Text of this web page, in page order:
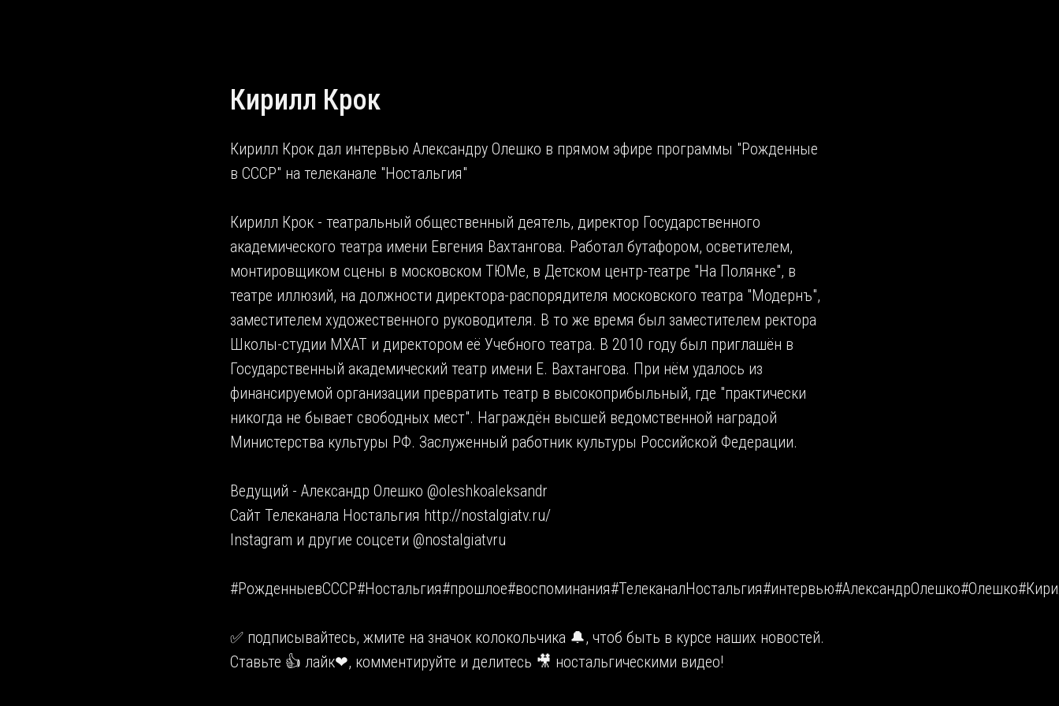
Кирилл Крок
Кирилл Крок дал интервью Александру Олешко в прямом эфире программы "Рожденные
в СССР" на телеканале "Ностальгия"
Кирилл Крок - театральный общественный деятель, директор Государственного
академического театра имени Евгения Вахтангова. Работал бутафором, осветителем,
монтировщиком сцены в московском ТЮМе, в Детском центр-театре "На Полянке", в
театре иллюзий, на должности директора-распорядителя московского театра "Модернъ",
заместителем художественного руководителя. В то же время был заместителем ректора
Школы-студии МХАТ и директором её Учебного театра. В 2010 году был приглашён в
Государственный академический театр имени Е. Вахтангова. При нём удалось из
финансируемой организации превратить театр в высокоприбыльный, где "практически
никогда не бывает свободных мест". Награждён высшей ведомственной наградой
Министерства культуры РФ. Заслуженный работник культуры Российской Федерации.
Ведущий - Александр Олешко @oleshkoaleksandr
Сайт Телеканала Ностальгия http://nostalgiatv.ru/
Instagram и другие соцсети @nostalgiatvru
✅ подписывайтесь, жмите на значок колокольчика 🔔, чтоб быть в курсе наших новостей.
Ставьте 👍 лайк❤, комментируйте и делитесь 🎥 ностальгическими видео!